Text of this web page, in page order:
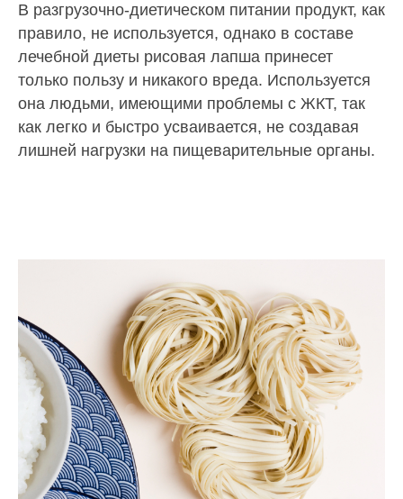
В разгрузочно-диетическом питании продукт, как
правило, не используется, однако в составе
лечебной диеты рисовая лапша принесет
только пользу и никакого вреда. Используется
она людьми, имеющими проблемы с ЖКТ, так
как легко и быстро усваивается, не создавая
лишней нагрузки на пищеварительные органы.